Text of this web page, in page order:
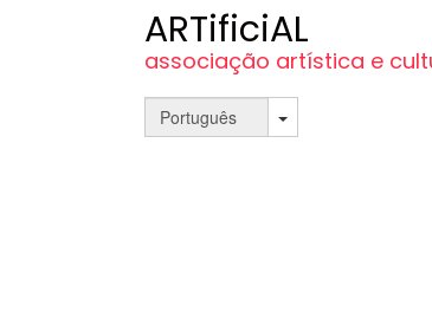
associação artística e
ARTificiAL